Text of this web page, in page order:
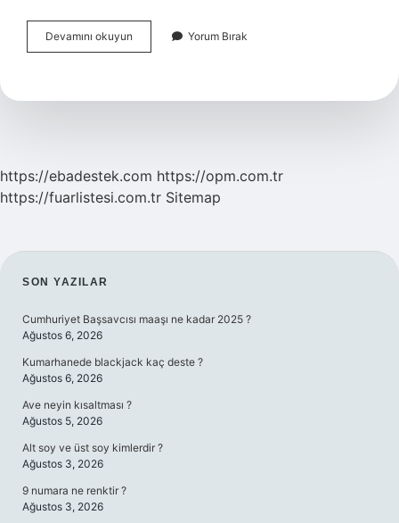
Devamını okuyun Müslümanlar
Neden
Yorum Bırak
https://ebadestek.com https://opm.com.tr
https://fuarlistesi.com.tr Sitemap
SIDEBAR
SON YAZILAR
Cumhuriyet Başsavcısı maaşı ne kadar 2025 ?
Ağustos 6, 2026
Kumarhanede blackjack kaç deste ?
Ağustos 6, 2026
Ave neyin kısaltması ?
Ağustos 5, 2026
Alt soy ve üst soy kimlerdir ?
Ağustos 3, 2026
9 numara ne renktir ?
Ağustos 3, 2026